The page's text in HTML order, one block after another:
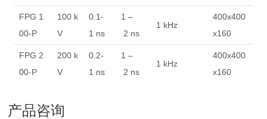
FPG 1
00-P
100 k
V
0.1-
1 ns
1 –
2 ns
1 kHz
400x400
x160
FPG 2
00-P
200 k
V
0.2-
1 ns
1 –
2 ns
1 kHz
400x400
x160
产品咨询